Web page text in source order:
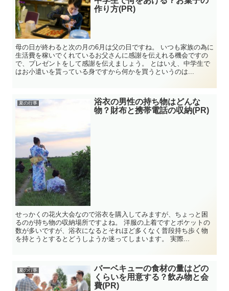
作り方(PR)
母の日が終わると次の月の6月は父の日ですね。 いつも家族の為に
生活費を稼いでくれているお父さんに感謝を伝えれる機会ですの
で、プレゼントをして感謝を伝えましょう。 とはいえ、中学生で
はお小遣いを貰っている身ですから何かを買うというのは...
夏の行事
浴衣の男性の持ち物はどんな
物？財布と携帯電話の収納(PR)
せっかくの花火大会なので浴衣を購入してみますが、ちょっと困
るのが持ち物の収納場所ですよね。 洋服の上着ですとポケットの
数が多いですが、浴衣になるとそれほど多くなく普段持ち歩く物
を持とうとするとどうしようか迷ってしまいます。 実際...
夏の行事
バーベキューの食材の量はどの
くらいを用意する？飲み物と会
費(PR)